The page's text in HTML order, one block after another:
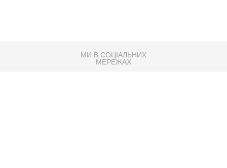
МИ В СОЦІАЛЬНИХ
МЕРЕЖАХ